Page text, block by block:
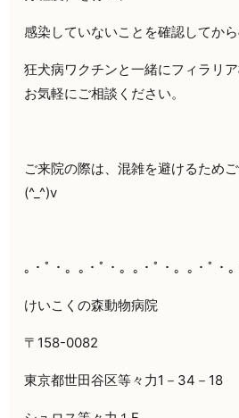
感染していないことを確認してから
狂犬病ワクチンと一緒にフィラリア
お気軽にご相談ください。
ご来院の際は、混雑を避けるため
(^_^)v
｡・ﾟ・。｡・ﾟ・。｡・ﾟ・。｡・ﾟ・｡
けいこくの森動物病院
〒158-0082
東京都世田谷区等々力1－34－18